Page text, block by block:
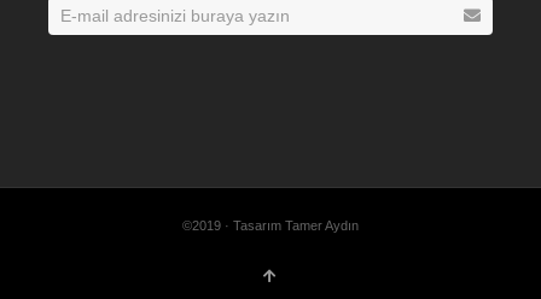
©2019 · Tasarım Tamer Aydın